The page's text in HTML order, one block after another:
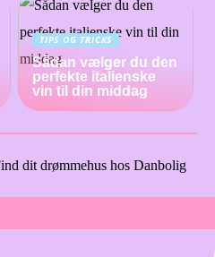
TIPS OG TRICKS
Sådan vælger du den
perfekte italienske
vin til din middag
dit drømmehus hos Danbolig